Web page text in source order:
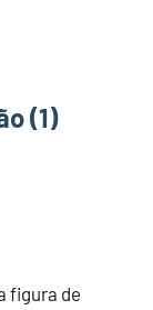
(1)
figura de